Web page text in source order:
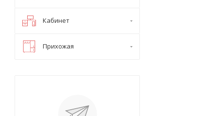
Кабинет
Прихожая